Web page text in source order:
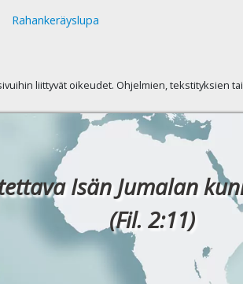
Rahankeräyslupa
liittyvät oikeudet. Ohjelmien, tekstityksien
Isän Jumalan
(Fil. 2:11)